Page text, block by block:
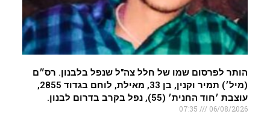
הותר לפרסום שמו של חלל צה"ל שנפל בלבנון. רס״ם
(מיל׳) תמיר וקנין, בן 33, מאילת, לוחם בגדוד 2855,
עוצבת ׳חוד החנית׳ (55), נפל בקרב בדרום לבנון.
06/08/2026